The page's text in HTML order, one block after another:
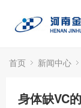
首页 新闻中心
身体缺VC